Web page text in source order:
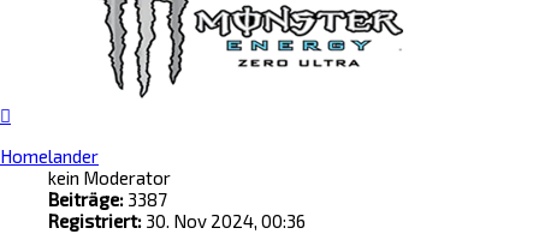
Homelander
kein Moderator
Beiträge: 3387
Registriert: 30. Nov 2024, 00:36